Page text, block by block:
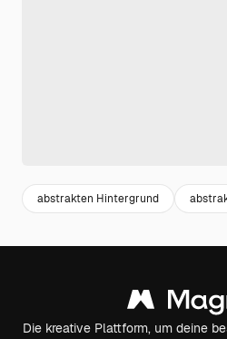
abstrakten Hintergrund
Die kreative Plattform, um deine